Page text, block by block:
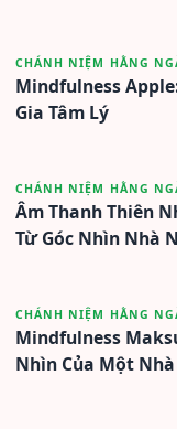
CHÁNH NIỆM HẰNG
Mindfulness
Gia Tâm Lý
CHÁNH NIỆM HẰNG
Âm Thanh Thiên
Từ Góc Nhìn Nhà
CHÁNH NIỆM HẰNG
Mindfulness
Nhìn Của Một